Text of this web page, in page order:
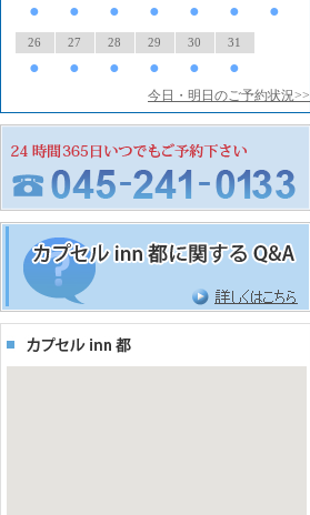
● ● ● ● ● ● ●
26
●
27
●
28
●
29
●
30
●
31
●
今日・明日のご予約状況>>